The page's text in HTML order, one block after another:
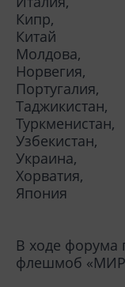
Кипр,
Китай
Молдова,
Норвегия,
Португалия,
Таджикистан,
Туркменистан,
Узбекистан,
Украина,
Хорватия,
Япония
В ходе форума
флешмоб